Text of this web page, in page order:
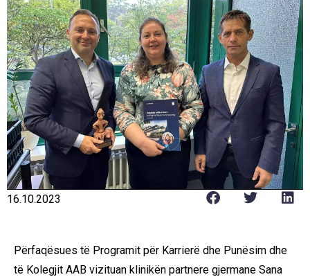
16.10.2023
Përfaqësues të Programit për Karrierë dhe Punësim dhe
të Kolegjit AAB vizituan klinikën partnere gjermane Sana